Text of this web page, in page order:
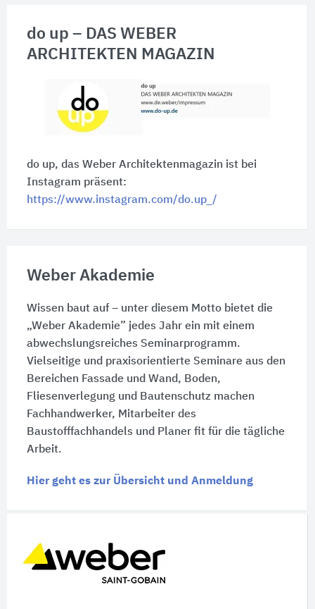
do up – DAS WEBER
ARCHITEKTEN MAGAZIN
do up, das Weber Architektenmagazin ist bei
Instagram präsent:
https://www.instagram.com/do.up_/
Weber Akademie
Wissen baut auf – unter diesem Motto bietet die
„Weber Akademie” jedes Jahr ein mit einem
abwechslungsreiches Seminarprogramm.
Vielseitige und praxisorientierte Seminare aus den
Bereichen Fassade und Wand, Boden,
Fliesenverlegung und Bautenschutz machen
Fachhandwerker, Mitarbeiter des
Baustofffachhandels und Planer fit für die tägliche
Arbeit.
Hier geht es zur Übersicht und Anmeldung
Schnelleinstiege